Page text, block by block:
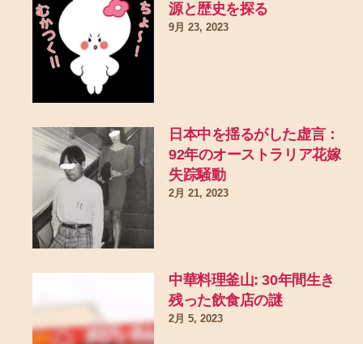
源と歴史を探る
9月 23, 2023
日本中を揺るがした虚言：
92年のオーストラリア花嫁
失踪騒動
2月 21, 2023
中華料理釜山: 30年間生き
残った飲食店の謎
2月 5, 2023